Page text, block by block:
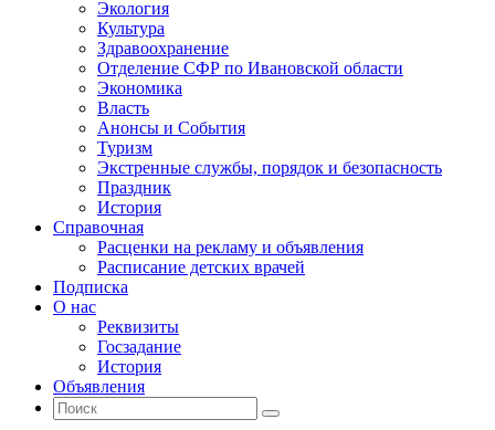
Экология
Культура
Здравоохранение
Отделение СФР по Ивановской области
Экономика
Власть
Анонсы и События
Туризм
Экстренные службы, порядок и безопасность
Праздник
История
Справочная
Расценки на рекламу и объявления
Расписание детских врачей
Подписка
О нас
Реквизиты
Госзадание
История
Объявления
Поиск
Искать:
Поиск